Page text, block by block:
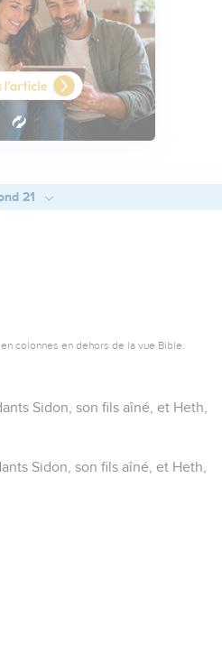
21
colonnes en dehors de la vue Bible.
Sidon, son fils aîné, et Heth,
Sidon, son fils aîné, et Heth,